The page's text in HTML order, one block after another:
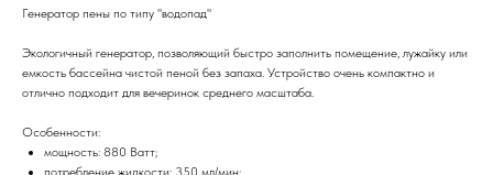
Генератор пены по типу "водопад"
Экологичный генератор, позволяющий быстро заполнить помещение, лужайку или
емкость бассейна чистой пеной без запаха. Устройство очень компактно и
отлично подходит для вечеринок среднего масштаба.
Особенности:
мощность: 880 Ватт;